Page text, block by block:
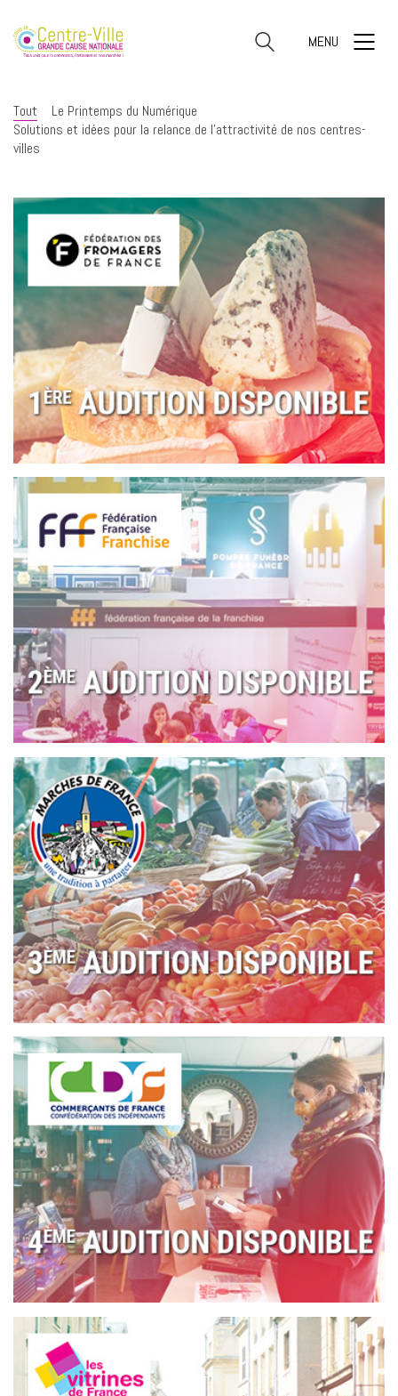
MENU
Tout
Le Printemps du Numérique
Solutions et idées pour la relance de l'attractivité de nos centres-
villes